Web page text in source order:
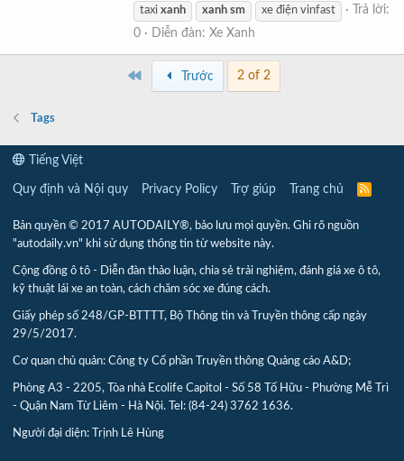
taxi xanh xanh sm xe điện vinfast
Trả lời:
0
Diễn đàn: Xe Xanh
First Trước 2 of 2
Tags
Tiếng Việt
Quy định và Nội quy Privacy Policy Trợ giúp Trang chủ
R
Bản quyền © 2017 AUTODAILY®, bảo lưu mọi quyền. Ghi rõ nguồn
"autodaily.vn" khi sử dụng thông tin từ website này.
Cộng đồng ô tô - Diễn đàn thảo luận, chia sẻ trải nghiệm, đánh giá xe ô tô,
kỹ thuật lái xe an toàn, cách chăm sóc xe đúng cách.
Giấy phép số 248/GP-BTTTT, Bộ Thông tin và Truyền thông cấp ngày
29/5/2017.
Cơ quan chủ quản: Công ty Cổ phần Truyền thông Quảng cáo A&D;
Phòng A3 - 2205, Tòa nhà Ecolife Capitol - Số 58 Tố Hữu - Phường Mễ Trì
- Quận Nam Từ Liêm - Hà Nội. Tel: (84-24) 3762 1636.
Người đại diện: Trịnh Lê Hùng